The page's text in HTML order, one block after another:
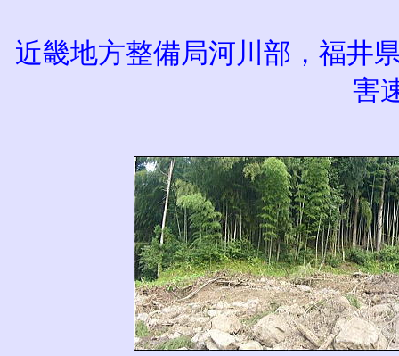
近畿地方整備局河川部，福井
害